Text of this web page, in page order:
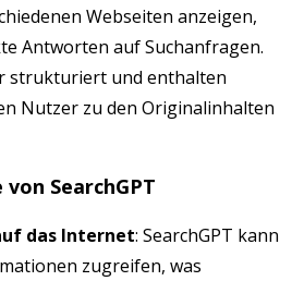
Webseiten anzeigen,
Antworten auf Suchanfragen.
strukturiert und enthalten
Nutzer zu den Originalinhalten
SearchGPT
das Internet: SearchGPT kann
zugreifen, was